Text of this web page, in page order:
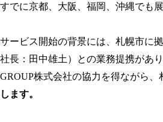
すでに京都、大阪、福岡、沖縄でも
サービス開始の背景には、札幌市に
社長：田中雄土）との業務提携があ
GROUP株式会社の協力を得ながら
します。